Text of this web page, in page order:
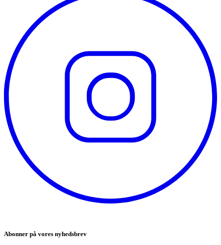
Abonner på vores nyhedsbrev